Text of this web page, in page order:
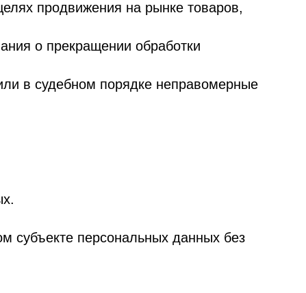
и законных целей. Не
Не допускается
а в необходимых